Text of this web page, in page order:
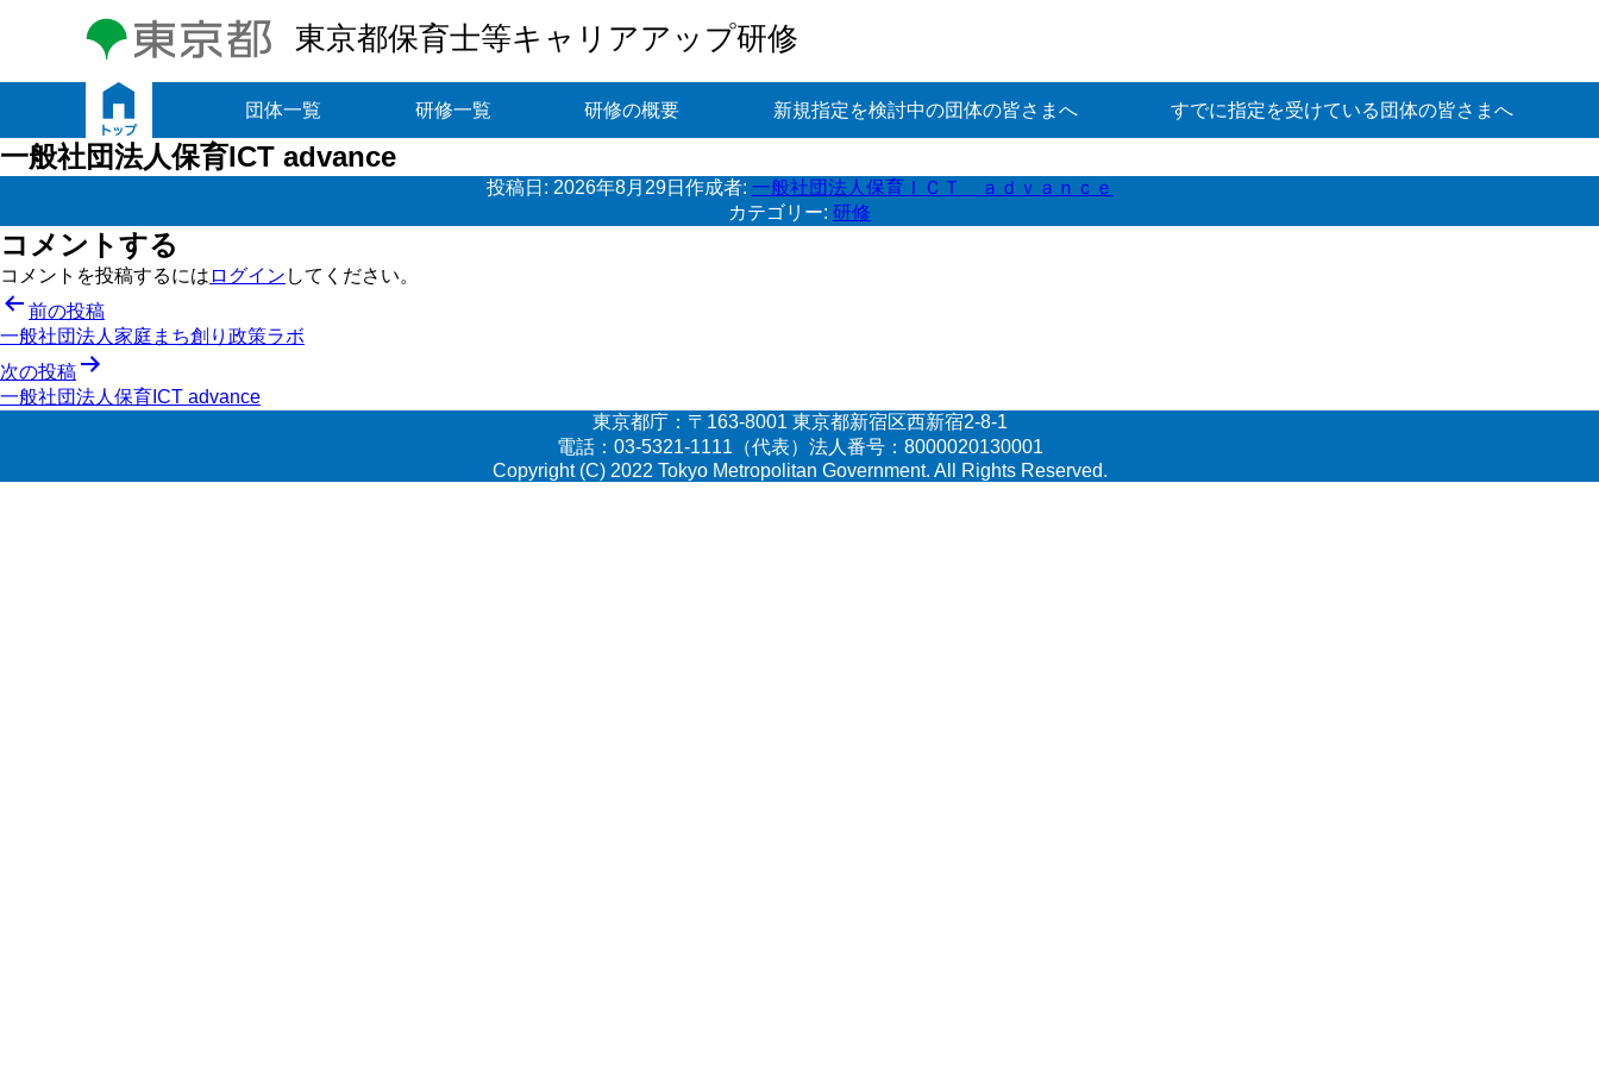
東京都保育士等キャリアアップ研修
団体一覧 研修一覧 研修の概要 新規指定を検討中の団体の皆さまへ すでに指定を受けている団体の皆さまへ
一般社団法人保育ICT advance
投稿日: 2026年8月29日 作成者: 一般社団法人保育ＩＣＴ ａｄｖａｎｃｅ
カテゴリー: 研修
コメントする
コメントを投稿するには ログイン してください。
投
稿
ナ
ビ
前の投稿
一般社団法人家庭まち創り政策ラボ
次の投稿
一般社団法人保育ICT advance
東京都庁：〒163-8001 東京都新宿区西新宿2-8-1
電話：03-5321-1111（代表）法人番号：8000020130001
Copyright (C) 2022 Tokyo Metropolitan Government. All Rights Reserved.